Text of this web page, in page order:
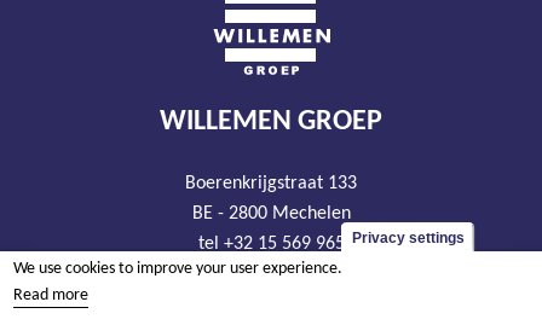
WILLEMEN GROEP
Boerenkrijgstraat 133
BE - 2800 Mechelen
tel +32 15 569 965
groep@willemen.be
Privacy settings
We use cookies to improve your user experience.
Read more